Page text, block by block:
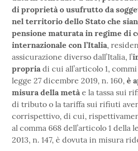
di proprietà o usufrutto da
nel territorio dello Stato che
pensione maturata in regime di
internazionale con l’Italia,
assicurazione diverso dall’Italia, l’
propria di cui all’articolo 1, commi
legge 27 dicembre 2019, n. 160, è
misura della metà e la tassa sui
di tributo o la tariffa sui rifiuti
corrispettivo, di cui,
al comma 668 dell’articolo 1 della
2013, n. 147, è dovuta in misura